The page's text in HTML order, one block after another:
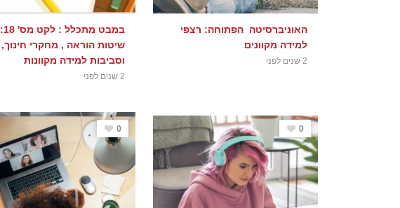
האוניברסיטה הפתוחה: רצפי
למידה מקוונים
2 שנים לפני
במבט מתכלל : לקט מס' 18:
שיטות הוראה , מחקרי חינוך,
וסביבות למידה מקוונות
2 שנים לפני
0
0